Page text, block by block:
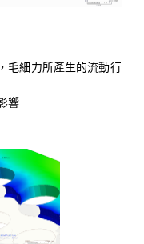
毛細力所產生的流動行
響